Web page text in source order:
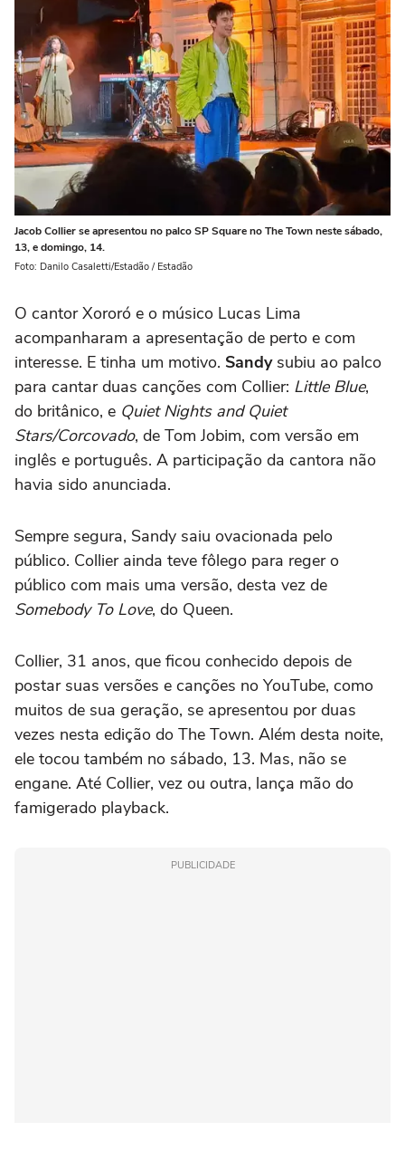
Jacob Collier se apresentou no palco SP Square no The Town neste sábado,
13, e domingo, 14.
Foto: Danilo Casaletti/Estadão / Estadão
O cantor Xororó e o músico Lucas Lima
acompanharam a apresentação de perto e com
interesse. E tinha um motivo. Sandysubiu ao palco
para cantar duas canções com Collier: Little Blue,
do britânico, e Quiet Nights and Quiet
Stars/Corcovado, de Tom Jobim, com versão em
inglês e português. A participação da cantora não
havia sido anunciada.
Sempre segura, Sandy saiu ovacionada pelo
público. Collier ainda teve fôlego para reger o
público com mais uma versão, desta vez de
Somebody To Love, do Queen.
Collier, 31 anos, que ficou conhecido depois de
postar suas versões e canções no YouTube, como
muitos de sua geração, se apresentou por duas
vezes nesta edição do The Town. Além desta noite,
ele tocou também no sábado, 13. Mas, não se
engane. Até Collier, vez ou outra, lança mão do
famigerado playback.
PUBLICIDADE